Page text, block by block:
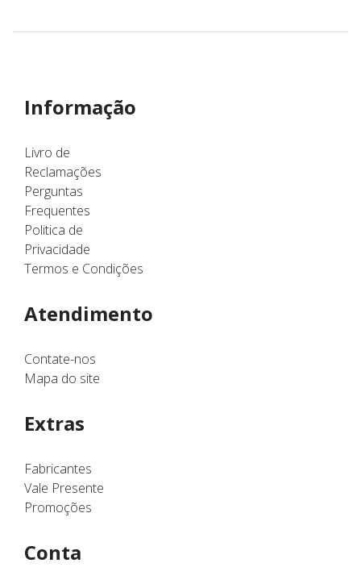
Informação
Livro de
Reclamações
Perguntas
Frequentes
Politica de
Privacidade
Termos e Condições
Atendimento
Contate-nos
Mapa do site
Extras
Fabricantes
Vale Presente
Promoções
Conta